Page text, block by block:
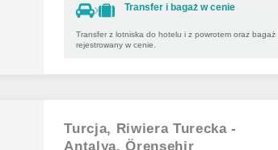
Transfer i bagaż w cenie
Transfer z lotniska do hotelu i z powrotem oraz bagaż
rejestrowany w cenie.
Turcja, Riwiera Turecka -
Antalya,Örensehir